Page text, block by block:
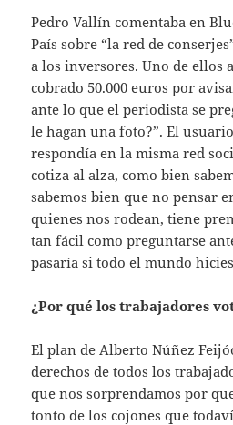
Pedro Vallín comentaba en
País sobre “la red de
a los inversores. Uno de ellos
cobrado 50.000 euros por
ante lo que el periodista se
le hagan una foto?”. El
respondía en la misma red
cotiza al alza, como bien
sabemos bien que no pensar
quienes nos rodean, tiene
tan fácil como preguntarse
pasaría si todo el mundo
¿Por qué los trabajadores
El plan de Alberto Núñez
derechos de todos los
que nos sorprendamos por
tonto de los cojones que